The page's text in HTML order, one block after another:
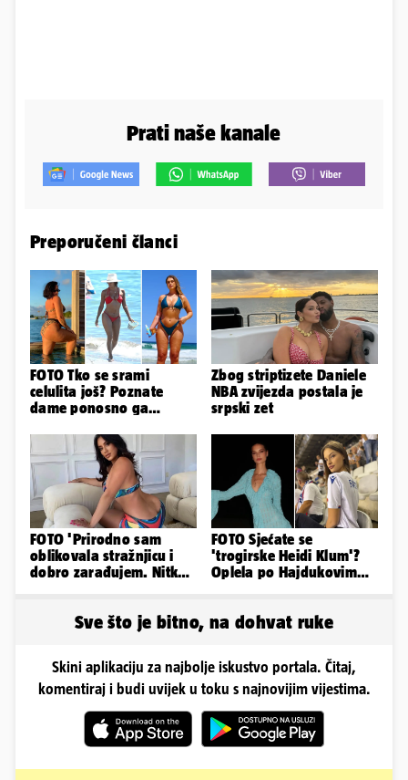
Prati naše kanale
Preporučeni članci
FOTO Tko se srami
celulita još? Poznate
dame ponosno ga
obline
Zbog striptizete Daniele
NBA zvijezda postala je
srpski zet
FOTO 'Prirodno sam
oblikovala stražnjicu i
dobro zarađujem. Nitko
FOTO Sjećate se
'trogirske Heidi Klum'?
Oplela po Hajdukovim
Sve što je bitno, na dohvat ruke
Skini aplikaciju za najbolje iskustvo portala. Čitaj,
komentiraj i budi uvijek u toku s najnovijim vijestima.